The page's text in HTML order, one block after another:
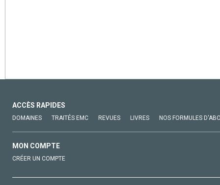
ACCÈS RAPIDES
DOMAINES TRAITÉS EMC REVUES LIVRES NOS FORMULES
MON COMPTE
CRÉER UN COMPTE